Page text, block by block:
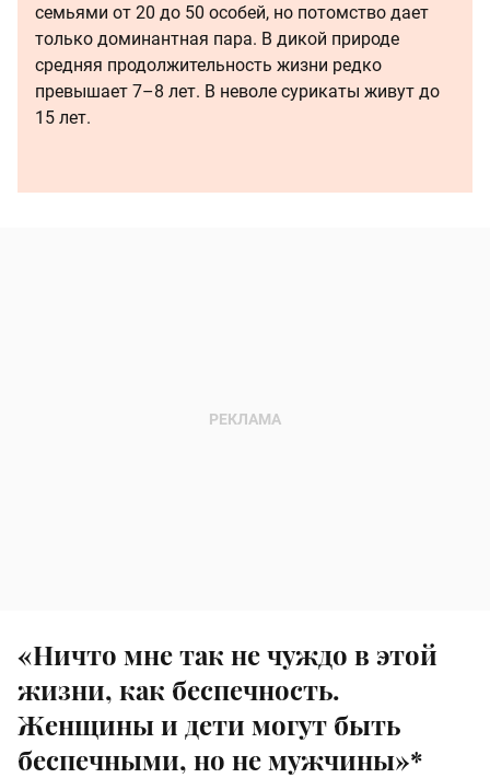
семьями от 20 до 50 особей, но потомство дает
только доминантная пара. В дикой природе
средняя продолжительность жизни редко
превышает 7–8 лет. В неволе сурикаты живут до
15 лет.
«Ничто мне так не чуждо в этой
жизни, как беспечность.
Женщины и дети могут быть
беспечными, но не мужчины»*